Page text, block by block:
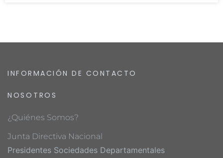
INFORMACIÓN DE CONTACTO
NOSOTROS
¿Quiénes Somos?
Junta Directiva Nacional
Presidentes Sociedades Departamentales